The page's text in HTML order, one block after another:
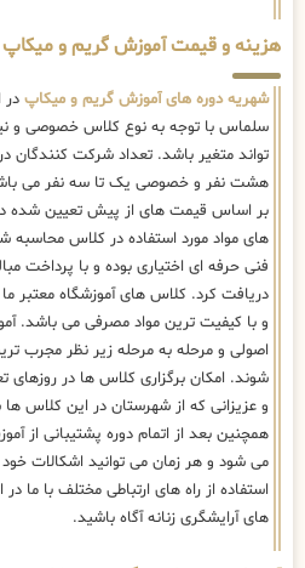
هزینه و قیمت آموزش گریم و
شهریه دوره های آموزش گریم و میکاپ در
سلماس با توجه به نوع کلاس خصوصی و
تواند متغیر باشد. تعداد شرکت
هشت نفر و خصوصی یک تا سه نفر می
بر اساس قیمت های از پیش تعیین شده
های مواد مورد استفاده در کلاس
فنی حرفه ای اختیاری بوده و با پرداخت
دریافت کرد. کلاس های آموزشگاه معتبر
و با کیفیت ترین مواد مصرفی می باشد.
اصولی و مرحله به مرحله زیر نظر مجرب
شوند. امکان برگزاری کلاس ها در روزهای
و عزیزانی که از شهرستان در این کلاس
همچنین بعد از اتمام دوره پشتیبانی از
می شود و هر زمان می توانید اشکالات خود
استفاده از راه های ارتباطی مختلف با ما
های آرایشگری زنانه آگاه باشید.